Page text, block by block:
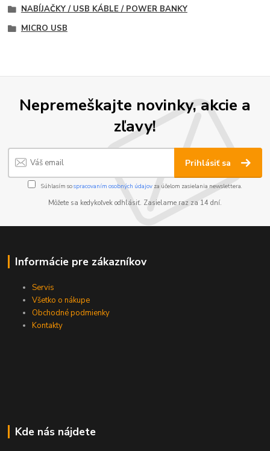
NABÍJAČKY / USB KÁBLE / POWER BANKY
MICRO USB
Nepremeškajte novinky, akcie a
zľavy!
Prihlásiť sa
Súhlasím sospracovaním osobných údajov za účelom zasielania newslettera.
Môžete sa kedykoľvek odhlásiť. Zasielame raz za 14 dní.
Informácie pre zákazníkov
Servis
Všetko o nákupe
Obchodné podmienky
Kontakty
Kde nás nájdete